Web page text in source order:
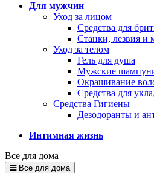
Для мужчин
Уход за лицом
Средства для
Станки, лезвия и
Уход за телом
Гель для душа
Мужские
Окрашивание
Средства для
Средства Гигиены
Дезодоранты и
Интимная жизнь
Все для дома
Все для дома